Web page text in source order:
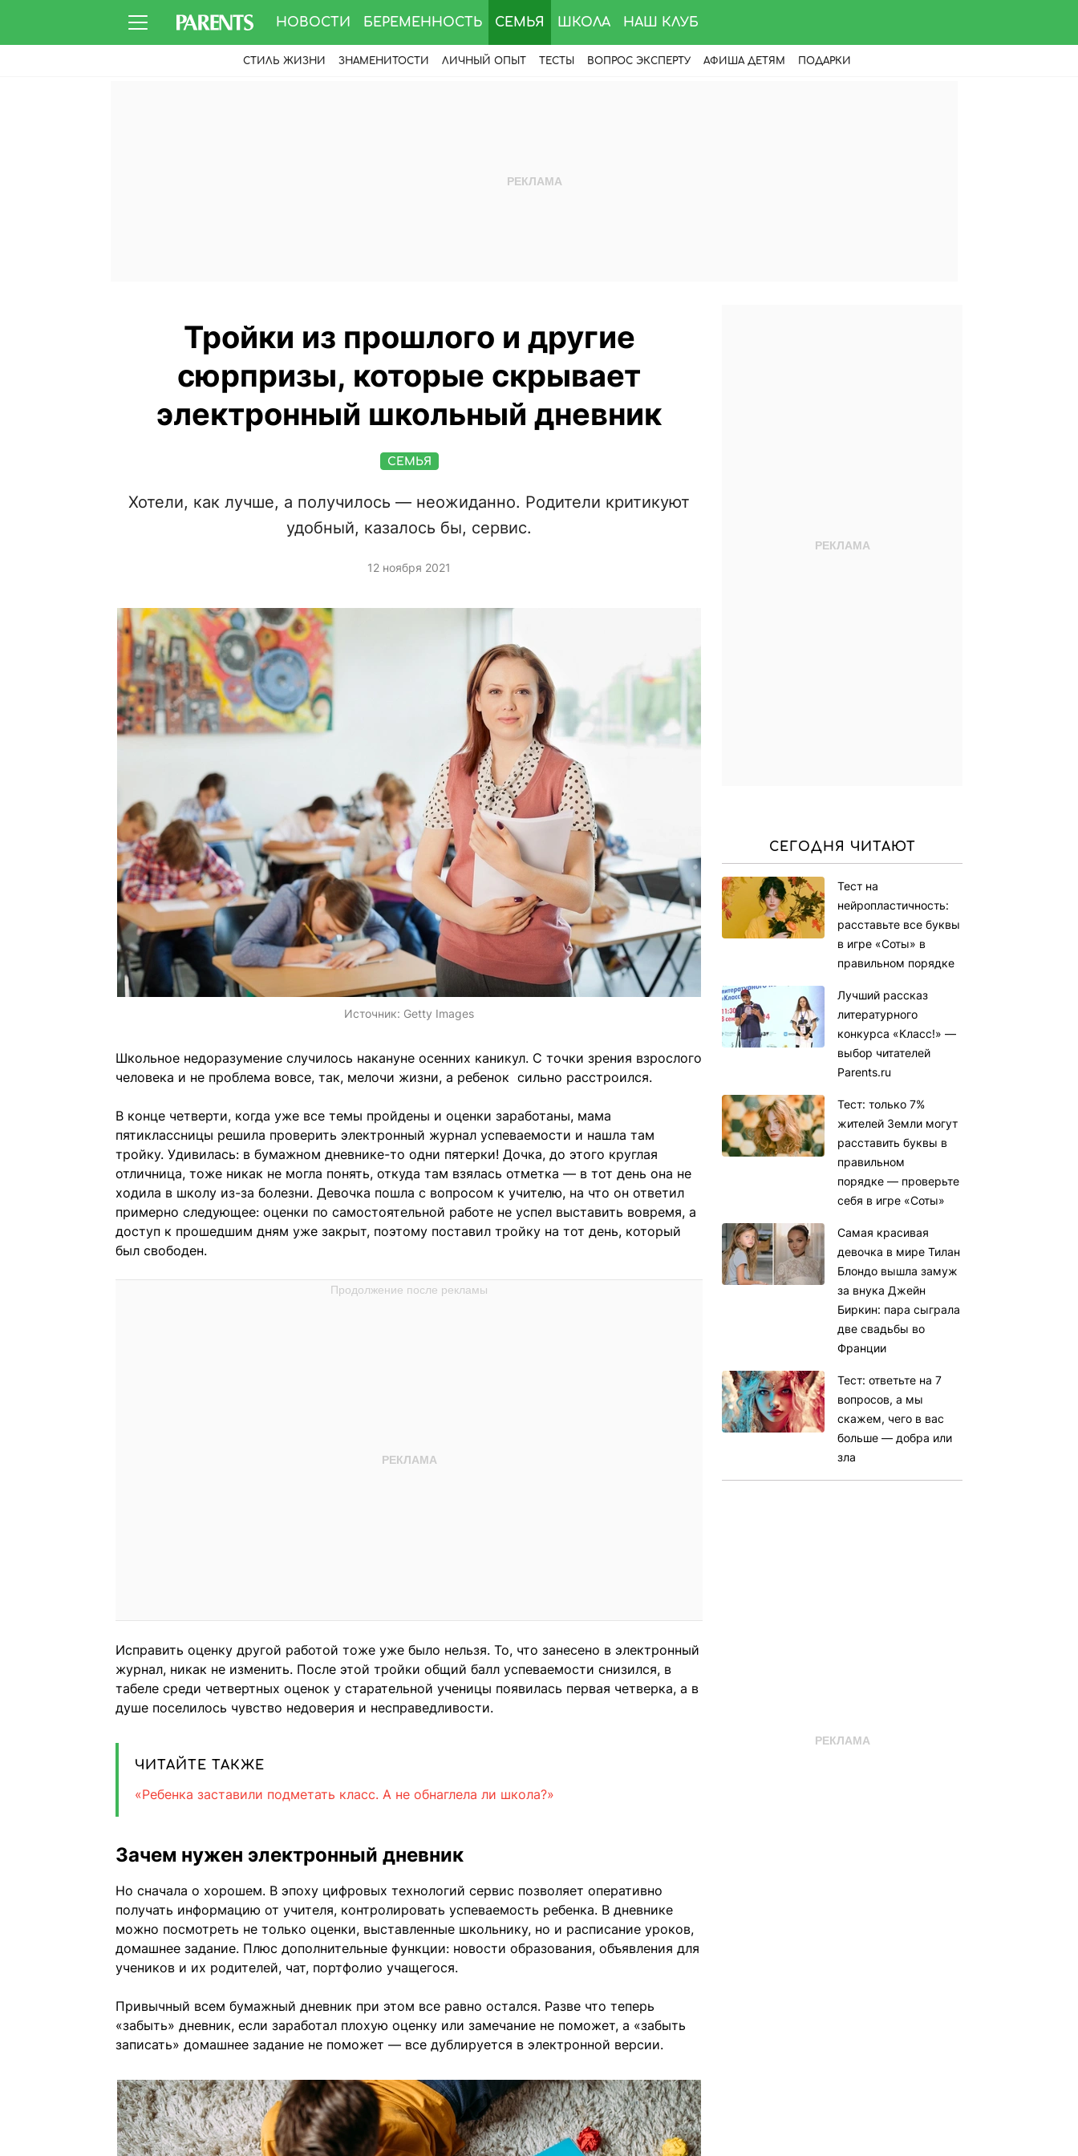
НОВОСТИ БЕРЕМЕННОСТЬ СЕМЬЯ ШКОЛА НАШ КЛУБ
СТИЛЬ ЖИЗНИ ЗНАМЕНИТОСТИ ЛИЧНЫЙ ОПЫТ ТЕСТЫ ВОПРОС ЭКСПЕРТУ АФИША ДЕТЯМ ПОДАРКИ
Тройки из прошлого и другие
сюрпризы, которые скрывает
электронный школьный дневник
СЕМЬЯ
Хотели, как лучше, а получилось — неожиданно. Родители критикуют
удобный, казалось бы, сервис.
12 ноября 2021
Источник: Getty Images
Школьное недоразумение случилось накануне осенних каникул. С точки зрения взрослого
человека и не проблема вовсе, так, мелочи жизни, а ребенок сильно расстроился.
В конце четверти, когда уже все темы пройдены и оценки заработаны, мама
пятиклассницы решила проверить электронный журнал успеваемости и нашла там
тройку. Удивилась: в бумажном дневнике-то одни пятерки! Дочка, до этого круглая
отличница, тоже никак не могла понять, откуда там взялась отметка — в тот день она не
ходила в школу из-за болезни. Девочка пошла с вопросом к учителю, на что он ответил
примерно следующее: оценки по самостоятельной работе не успел выставить вовремя, а
доступ к прошедшим дням уже закрыт, поэтому поставил тройку на тот день, который
был свободен.
Исправить оценку другой работой тоже уже было нельзя. То, что занесено в электронный
журнал, никак не изменить. После этой тройки общий балл успеваемости снизился, в
табеле среди четвертных оценок у старательной ученицы появилась первая четверка, а в
душе поселилось чувство недоверия и несправедливости.
ЧИТАЙТЕ ТАКЖЕ
«Ребенка заставили подметать класс. А не обнаглела ли школа?»
Зачем нужен электронный дневник
Но сначала о хорошем. В эпоху цифровых технологий сервис позволяет оперативно
получать информацию от учителя, контролировать успеваемость ребенка. В дневнике
можно посмотреть не только оценки, выставленные школьнику, но и расписание уроков,
домашнее задание. Плюс дополнительные функции: новости образования, объявления для
учеников и их родителей, чат, портфолио учащегося.
Привычный всем бумажный дневник при этом все равно остался. Разве что теперь
«забыть» дневник, если заработал плохую оценку или замечание не поможет, а «забыть
записать» домашнее задание не поможет — все дублируется в электронной версии.
СЕГОДНЯ ЧИТАЮТ
Тест на
нейропластичность:
расставьте все буквы
в игре «Соты» в
правильном порядке
Лучший рассказ
литературного
конкурса «Класс!» —
выбор читателей
Parents.ru
Тест: только 7%
жителей Земли могут
расставить буквы в
правильном
порядке — проверьте
себя в игре «Соты»
Самая красивая
девочка в мире Тилан
Блондо вышла замуж
за внука Джейн
Биркин: пара сыграла
две свадьбы во
Франции
Тест: ответьте на 7
вопросов, а мы
скажем, чего в вас
больше — добра или
зла